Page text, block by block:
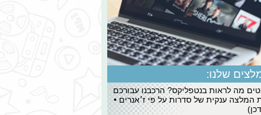
שלנו:
מה לראות בנטפליקס? הרכבנו עבורכם
המלצה ענקית של סדרות על פי ז׳אנרים •